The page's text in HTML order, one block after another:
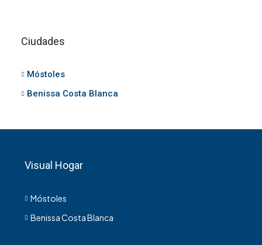
Ciudades
Móstoles
Benissa Costa Blanca
Visual Hogar
Móstoles
Benissa Costa Blanca